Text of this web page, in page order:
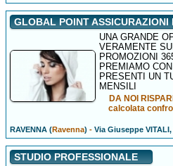
GLOBAL POINT ASSICURAZIONI
UNA GRANDE
VERAMENTE
PROMOZIONI
PREMIAMO
PRESENTI UN
MENSILI
DA NOI
calcolata
RAVENNA (Ravenna) -Via Giuseppe VITALI,
STUDIO PROFESSIONALE